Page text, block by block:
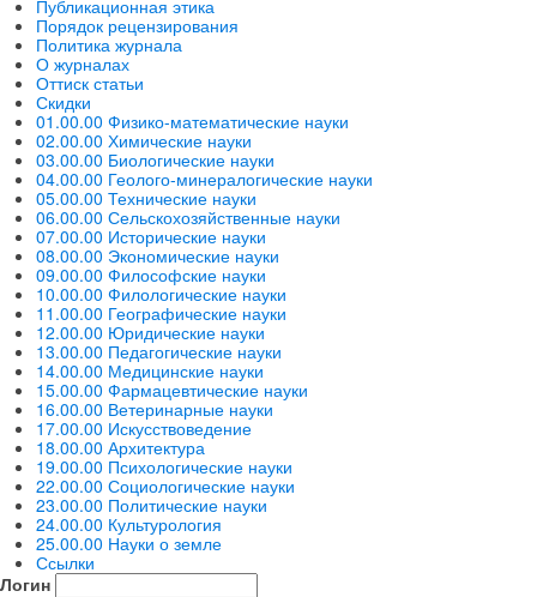
Публикационная этика
Порядок рецензирования
Политика журнала
О журналах
Оттиск статьи
Скидки
01.00.00 Физико-математические науки
02.00.00 Химические науки
03.00.00 Биологические науки
04.00.00 Геолого-минералогические науки
05.00.00 Технические науки
06.00.00 Сельскохозяйственные науки
07.00.00 Исторические науки
08.00.00 Экономические науки
09.00.00 Философские науки
10.00.00 Филологические науки
11.00.00 Географические науки
12.00.00 Юридические науки
13.00.00 Педагогические науки
14.00.00 Медицинские науки
15.00.00 Фармацевтические науки
16.00.00 Ветеринарные науки
17.00.00 Искусствоведение
18.00.00 Архитектура
19.00.00 Психологические науки
22.00.00 Социологические науки
23.00.00 Политические науки
24.00.00 Культурология
25.00.00 Науки о земле
Ссылки
Логин